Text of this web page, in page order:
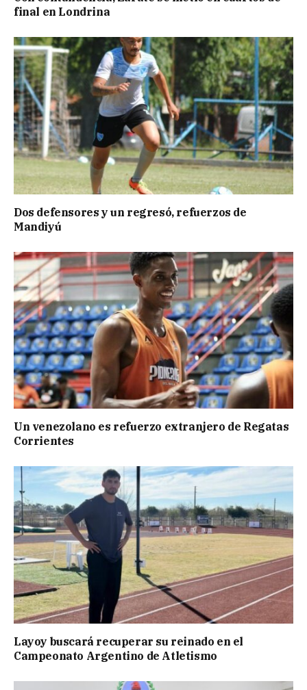
final en Londrina
Dos defensores y un regresó, refuerzos de
Mandiyú
Un venezolano es refuerzo extranjero de Regatas
Corrientes
Layoy buscará recuperar su reinado en el
Campeonato Argentino de Atletismo